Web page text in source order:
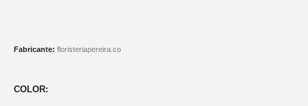
Fabricante: floristeriapereira.co
COLOR